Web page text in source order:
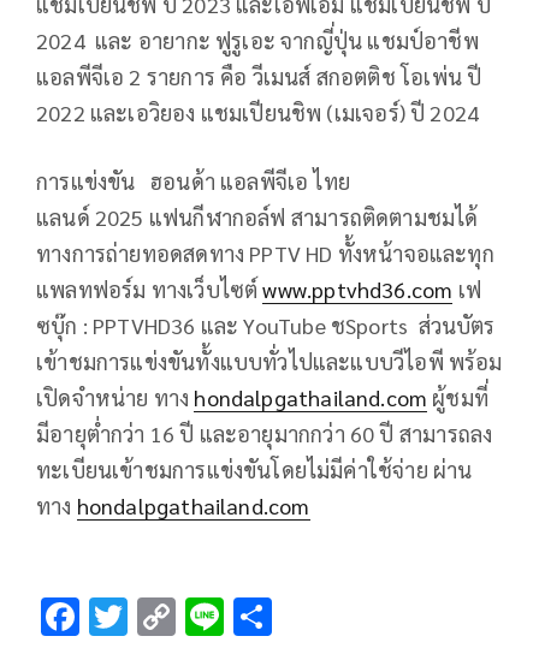
2024 และ อายากะ ฟูรูเอะ จากญี่ปุ่น แชมป์อาชีพ
แอลพีจีเอ 2 รายการ คือ วีเมนส์ สกอตติช โอเพ่น ปี
2022 และเอวิยอง แชมเปียนชิพ (เมเจอร์) ปี 2024
การแข่งขัน ฮอนด้า แอลพีจีเอ ไทย
แลนด์ 2025 แฟนกีฬากอล์ฟ สามารถติดตามชมได้
ทางการถ่ายทอดสดทาง PPTV HD ทั้งหน้าจอและทุก
แพลทฟอร์ม ทางเว็บไซต์www.pptvhd36.com เฟ
ซบุ๊ก : PPTVHD36 และYouTube ชSports ส่วนบัตร
เข้าชมการแข่งขันทั้งแบบทั่วไปและแบบวีไอพี พร้อม
เปิดจำหน่าย ทาง hondalpgathailand.com ผู้ชมที่
มีอายุต่ำกว่า 16 ปี และอายุมากกว่า 60ปี สามารถลง
ทะเบียนเข้าชมการแข่งขันโดยไม่มีค่าใช้จ่าย ผ่าน
ทาง hondalpgathailand.com
F T C Li